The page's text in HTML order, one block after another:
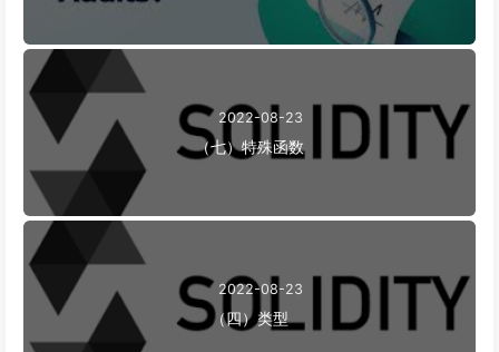
2022-08-23
（七）特殊函数
2022-08-23
（四）类型